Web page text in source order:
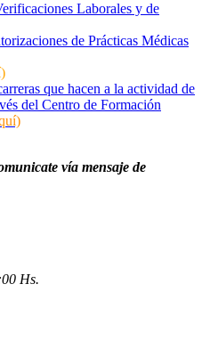
Laborales y de
de Prácticas Médicas
que hacen a la actividad de
del Centro de Formación
vía mensaje de
Hs.